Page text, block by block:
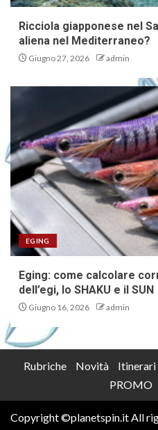
Ricciola giapponese nel
aliena nel Mediterraneo?
Giugno 27, 2026 admin
EGING
Eging: come calcolare
dell’egi, lo SHAKU e il SUN
Giugno 16, 2026 admin
Rubriche Novità Itinerari
PROMO
Copyright ©planetspin.it All